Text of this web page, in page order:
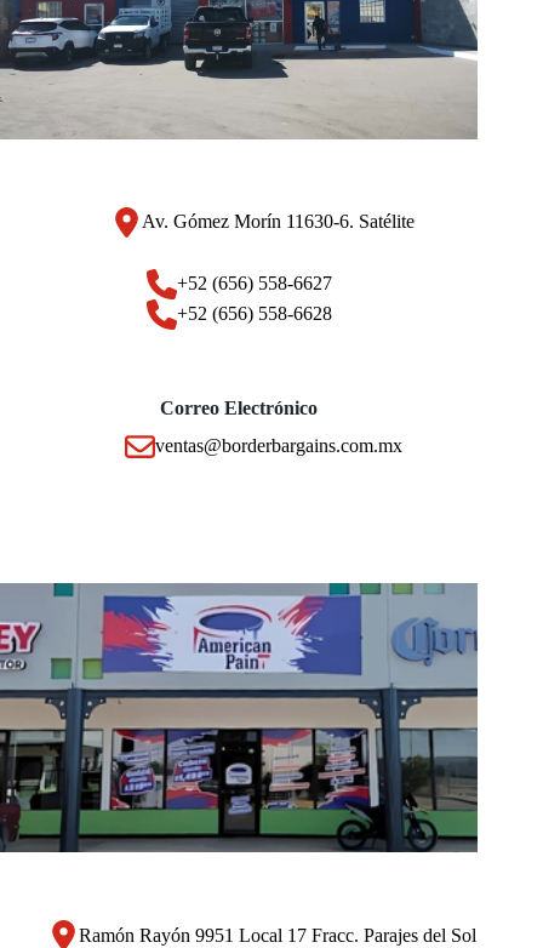
Av. Gómez Morín 11630-6. Satélite
+52 (656) 558-6627
+52 (656) 558-6628
Correo Electrónico
ventas@borderbargains.com.mx
Ramón Rayón 9951 Local 17 Fracc. Parajes del Sol